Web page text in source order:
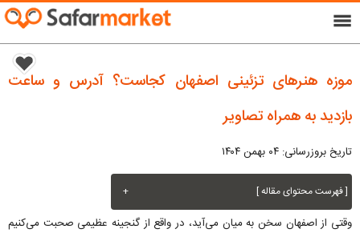
menu
موزه هنرهای تزئینی اصفهان کجاست؟ آدرس و ساعت
بازدید به همراه تصاویر
تاریخ بروزرسانی: ۰۴ بهمن ۱۴۰۴
[ فهرست محتوای مقاله ] +
وقتی از اصفهان سخن به میان می‌آید، در واقع از گنجینه عظیمی صحبت می‌کنیم